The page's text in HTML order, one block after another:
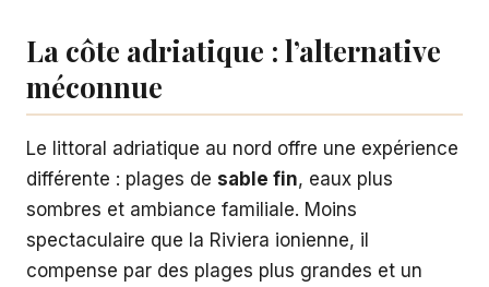
La côte adriatique : l’alternative
méconnue
Le littoral adriatique au nord offre une expérience
différente : plages de sable fin, eaux plus
sombres et ambiance familiale. Moins
spectaculaire que la Riviera ionienne, il
compense par des plages plus grandes et un